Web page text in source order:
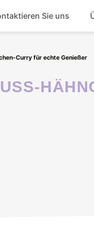
Sie uns
Curry für echte Genießer